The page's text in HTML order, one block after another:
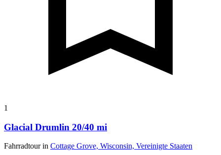
1
Glacial Drumlin 20/40 mi
Fahrradtour in Cottage Grove, Wisconsin, Vereinigte Staaten